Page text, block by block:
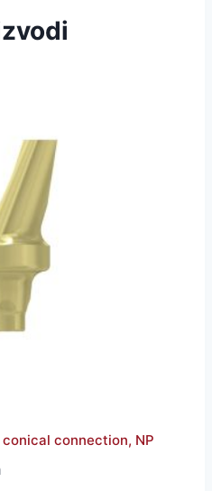
connection, NP